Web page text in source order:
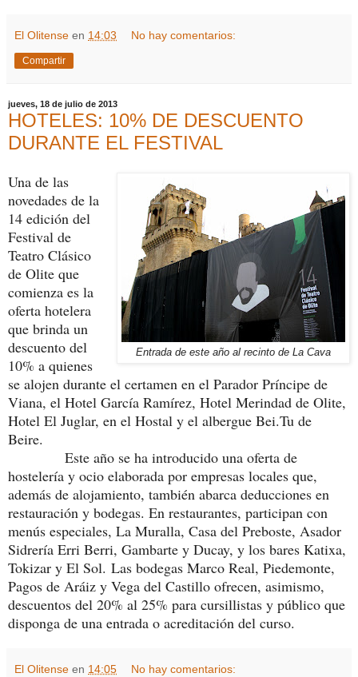
El Olitense en 14:03 No hay comentarios:
Compartir
jueves, 18 de julio de 2013
HOTELES: 10% DE DESCUENTO
DURANTE EL FESTIVAL
Entrada de este año al recinto de La Cava
Una de las
novedades de la
14 edición del
Festival de
Teatro Clásico
de Olite que
comienza es la
oferta hotelera
que brinda un
descuento del
10% a quienes
se alojen durante el certamen en el Parador Príncipe de
Viana, el Hotel García Ramírez, Hotel Merindad de Olite,
Hotel El Juglar, en el Hostal y el albergue Bei.Tu de
Beire.
Este año se ha introducido una oferta de
hostelería y ocio elaborada por empresas locales que,
además de alojamiento, también abarca deducciones en
restauración y bodegas. En restaurantes, participan con
menús especiales, La Muralla, Casa del Preboste, Asador
Sidrería Erri Berri, Gambarte y Ducay, y los bares Katixa,
Tokizar y El Sol. Las bodegas Marco Real, Piedemonte,
Pagos de Aráiz y Vega del Castillo ofrecen, asimismo,
descuentos del 20% al 25% para cursillistas y público que
disponga de una entrada o acreditación del curso.
El Olitense en 14:05 No hay comentarios: